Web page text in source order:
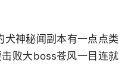
犬神秘闻副本有一点点类
败大boss苍风一目连就